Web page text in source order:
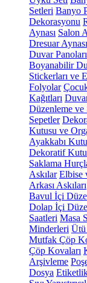
Setleri Banyo
Dekorasyonu
Aynası Salon
Dresuar Aynası
Duvar Panoları
Boyanabilir
Stickerları ve
Folyolar
Kağıtları Duvar
Düzenleme ve
Sepetler
Kutusu ve
Ayakkabı
Dekoratif Kutu
Saklama
Askılar Elbise
Arkası Askıları
Bavul İçi
Dolap İçi
Saatleri Masa
Minderleri Ütü
Mutfak Çöp
Çöp Kovaları
Arşivleme
Dosya